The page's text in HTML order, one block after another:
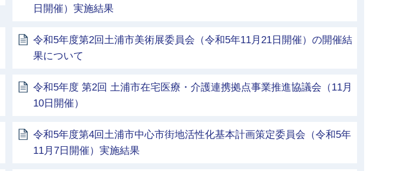
日開催）実施結果
令和5年度第2回土浦市美術展委員会（令和5年11月21日開催）の開催結
果について
令和5年度 第2回 土浦市在宅医療・介護連携拠点事業推進協議会（11月
10日開催）
令和5年度第4回土浦市中心市街地活性化基本計画策定委員会（令和5年
11月7日開催）実施結果